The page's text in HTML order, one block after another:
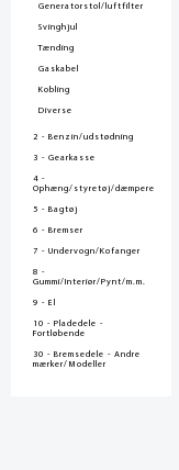
Generatorstol/luftfilter
Svinghjul
Tænding
Gaskabel
Kobling
Diverse
2 - Benzin/udstødning
3 - Gearkasse
4 -
Ophæng/styretøj/dæmpere
5 - Bagtøj
6 - Bremser
7 - Undervogn/Kofanger
8 -
Gummi/Interiør/Pynt/m.m.
9 - El
10 - Pladedele -
Fortløbende
30 - Bremsedele - Andre
mærker/Modeller